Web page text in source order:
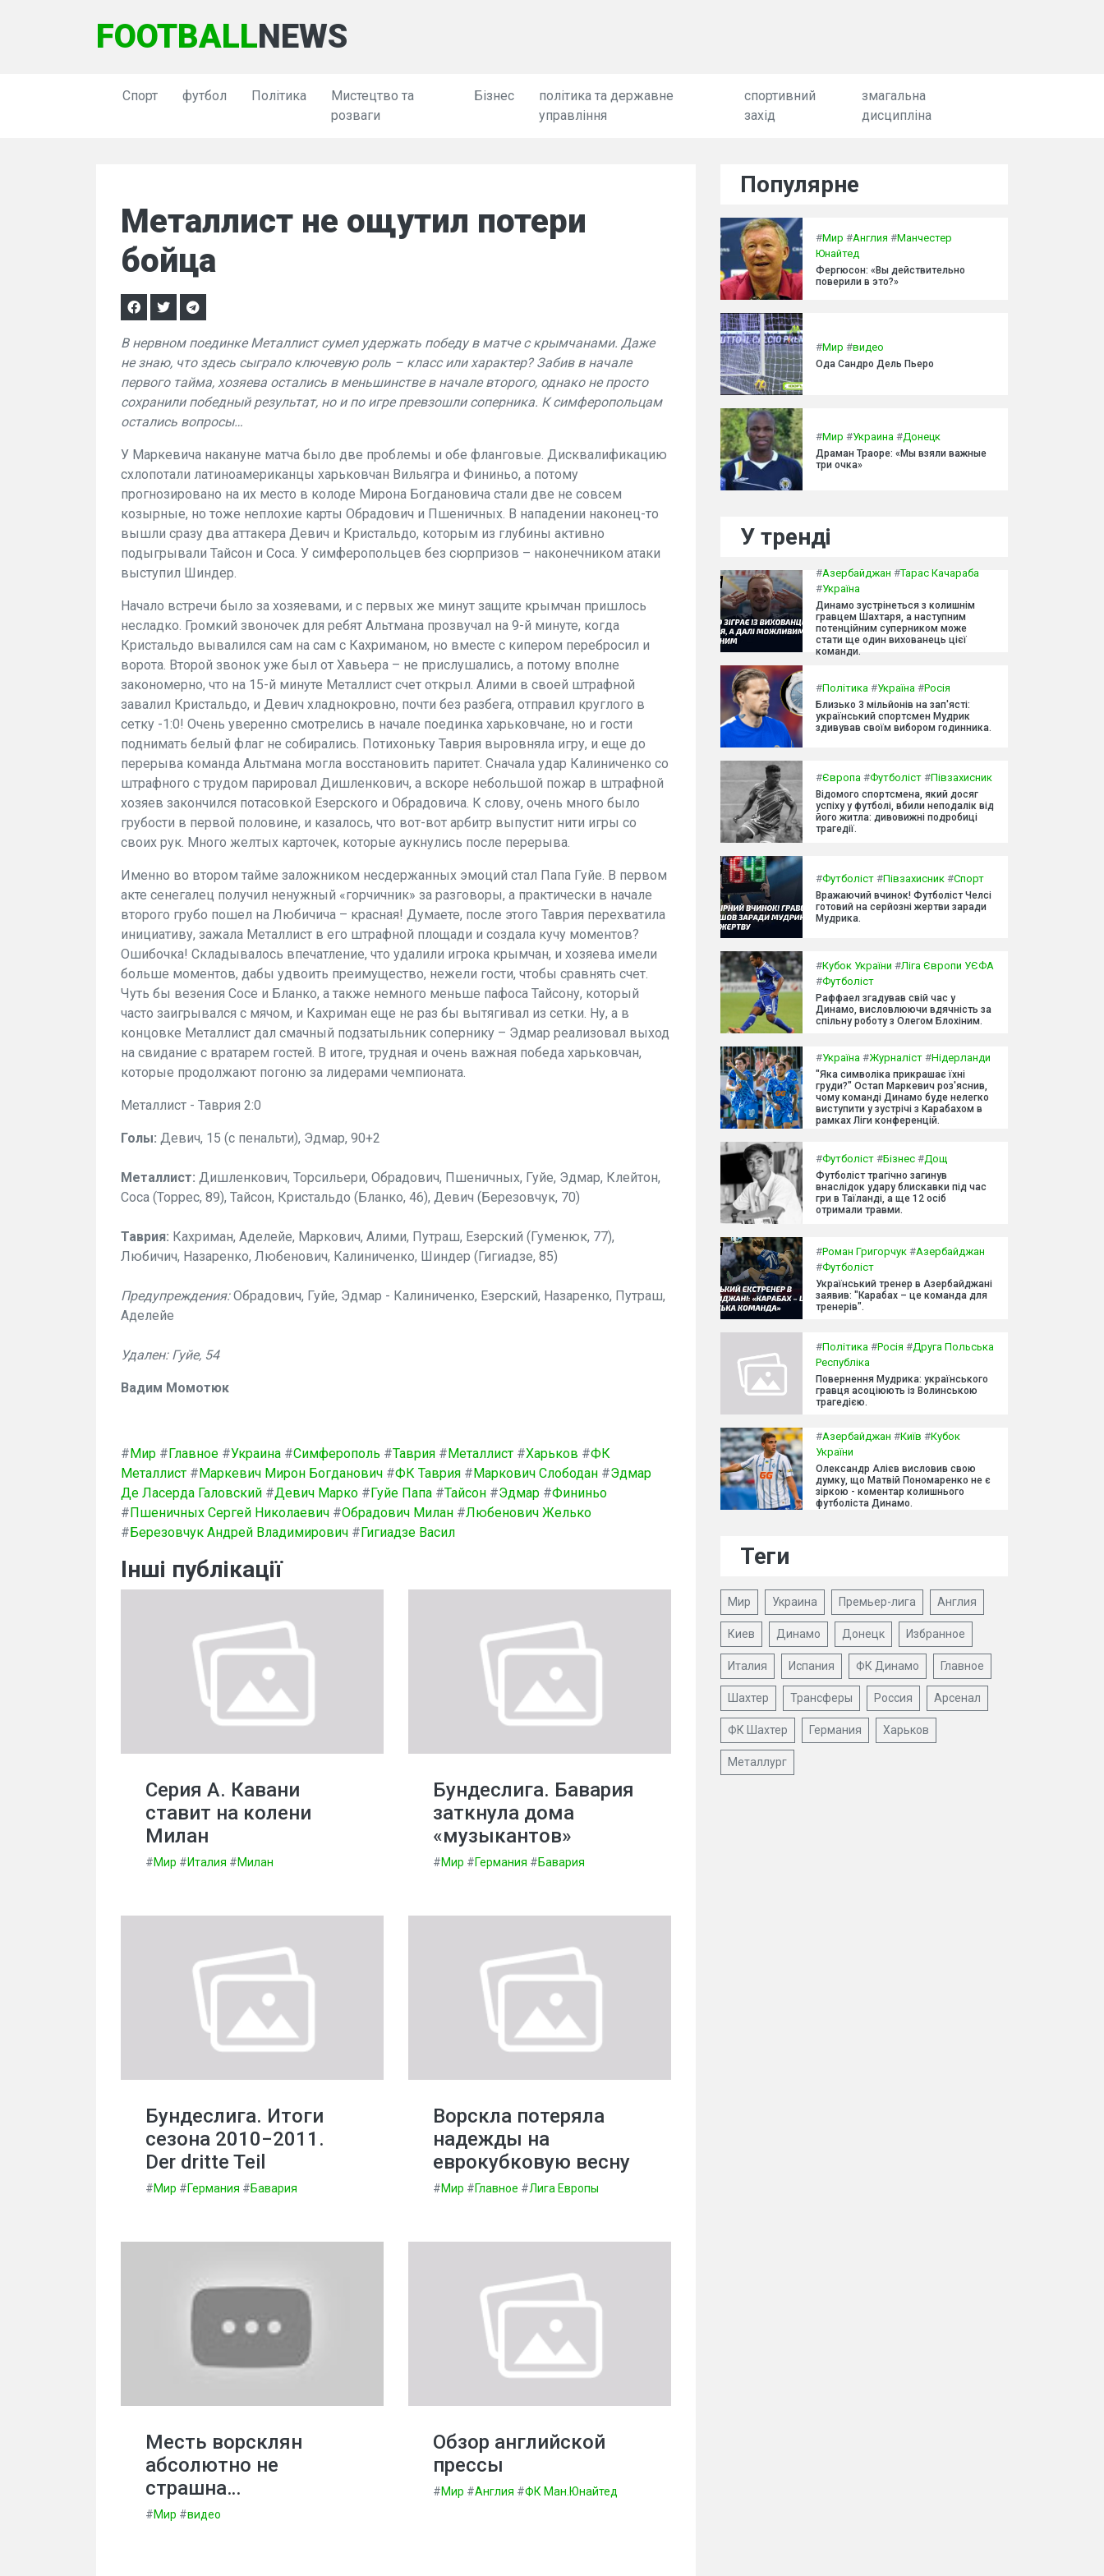
FOOTBALLNEWS
Спорт футбол Політика
Мистецтво та
розваги
Бізнес
політика та державне
управління
спортивний
захід
змагальна
дисципліна
Металлист не ощутил потери
бойца
В нервном поединке Металлист сумел удержать победу в матче с крымчанами. Даже
не знаю, что здесь сыграло ключевую роль – класс или характер? Забив в начале
первого тайма, хозяева остались в меньшинстве в начале второго, однако не просто
сохранили победный результат, но и по игре превзошли соперника. К симферопольцам
остались вопросы…
У Маркевича накануне матча было две проблемы и обе фланговые. Дисквалификацию
схлопотали латиноамериканцы харьковчан Вильягра и Фининьо, а потому
прогнозировано на их место в колоде Мирона Богдановича стали две не совсем
козырные, но тоже неплохие карты Обрадович и Пшеничных. В нападении наконец-то
вышли сразу два аттакера Девич и Кристальдо, которым из глубины активно
подыгрывали Тайсон и Соса. У симферопольцев без сюрпризов – наконечником атаки
выступил Шиндер.
Начало встречи было за хозяевами, и с первых же минут защите крымчан пришлось
несладко. Громкий звоночек для ребят Альтмана прозвучал на 9-й минуте, когда
Кристальдо вывалился сам на сам с Кахриманом, но вместе с кипером перебросил и
ворота. Второй звонок уже был от Хавьера – не прислушались, а потому вполне
закономерно, что на 15-й минуте Металлист счет открыл. Алими в своей штрафной
завалил Кристальдо, и Девич хладнокровно, почти без разбега, отправил круглого в
сетку -1:0! Очень уверенно смотрелись в начале поединка харьковчане, но и гости
поднимать белый флаг не собирались. Потихоньку Таврия выровняла игру, и еще до
перерыва команда Альтмана могла восстановить паритет. Сначала удар Калиниченко со
штрафного с трудом парировал Дишленкович, а вскоре небольшой пожар в штрафной
хозяев закончился потасовкой Езерского и Обрадовича. К слову, очень много было
грубости в первой половине, и казалось, что вот-вот арбитр выпустит нити игры со
своих рук. Много желтых карточек, которые аукнулись после перерыва.
Именно во втором тайме заложником несдержанных эмоций стал Папа Гуйе. В первом
акте сенегалец получил ненужный «горчичник» за разговоры, а практически в начале
второго грубо пошел на Любичича – красная! Думаете, после этого Таврия перехватила
инициативу, зажала Металлист в его штрафной площади и создала кучу моментов?
Ошибочка! Складывалось впечатление, что удалили игрока крымчан, и хозяева имели
больше моментов, дабы удвоить преимущество, нежели гости, чтобы сравнять счет.
Чуть бы везения Сосе и Бланко, а также немного меньше пафоса Тайсону, который
часто заигрывался с мячом, и Кахриман еще не раз бы вытягивал из сетки. Ну, а в
концовке Металлист дал смачный подзатыльник сопернику – Эдмар реализовал выход
на свидание с вратарем гостей. В итоге, трудная и очень важная победа харьковчан,
которые продолжают погоню за лидерами чемпионата.
Металлист - Таврия 2:0
Голы: Девич, 15 (с пенальти), Эдмар, 90+2
Металлист: Дишленкович, Торсильери, Обрадович, Пшеничных, Гуйе, Эдмар, Клейтон,
Соса (Торрес, 89), Тайсон, Кристальдо (Бланко, 46), Девич (Березовчук, 70)
Таврия: Кахриман, Аделейе, Маркович, Алими, Путраш, Езерский (Гуменюк, 77),
Любичич, Назаренко, Любенович, Калиниченко, Шиндер (Гигиадзе, 85)
Предупреждения:Обрадович, Гуйе, Эдмар - Калиниченко, Езерский, Назаренко, Путраш,
Аделейе
Удален: Гуйе, 54
Вадим Момотюк
#Мир #Главное #Украина #Симферополь #Таврия #Металлист #Харьков #ФК
Металлист #Маркевич Мирон Богданович #ФК Таврия #Маркович Слободан #Эдмар
Де Ласерда Галовский #Девич Марко #Гуйе Папа #Тайсон #Эдмар #Фининьо
#Пшеничных Сергей Николаевич #Обрадович Милан #Любенович Желько
#Березовчук Андрей Владимирович #Гигиадзе Васил
Інші публікації
Серия А. Кавани
ставит на колени
Милан
#Мир #Италия #Милан
Бундеслига. Бавария
заткнула дома
«музыкантов»
#Мир #Германия #Бавария
Бундеслига. Итоги
сезона 2010−2011.
Der dritte Teil
#Мир #Германия #Бавария
Ворскла потеряла
надежды на
еврокубковую весну
#Мир #Главное #Лига Европы
Месть ворсклян
абсолютно не
страшна…
#Мир #видео
Обзор английской
прессы
#Мир #Англия #ФК Ман.Юнайтед
Популярне
#Мир #Англия #Манчестер
Юнайтед
Фергюсон: «Вы действительно
поверили в это?»
#Мир #видео
Ода Сандро Дель Пьеро
#Мир #Украина #Донецк
Драман Траоре: «Мы взяли важные
три очка»
У тренді
#Азербайджан #Тарас Качараба
#Україна
Динамо зустрінеться з колишнім
гравцем Шахтаря, а наступним
потенційним суперником може
стати ще один вихованець цієї
команди.
#Політика #Україна #Росія
Близько 3 мільйонів на зап'ясті:
український спортсмен Мудрик
здивував своїм вибором годинника.
#Європа #Футболіст #Півзахисник
Відомого спортсмена, який досяг
успіху у футболі, вбили неподалік від
його житла: дивовижні подробиці
трагедії.
#Футболіст #Півзахисник #Спорт
Вражаючий вчинок! Футболіст Челсі
готовий на серйозні жертви заради
Мудрика.
#Кубок України #Ліга Європи УЄФА
#Футболіст
Раффаел згадував свій час у
Динамо, висловлюючи вдячність за
спільну роботу з Олегом Блохіним.
#Україна #Журналіст #Нідерланди
"Яка символіка прикрашає їхні
груди?" Остап Маркевич роз'яснив,
чому команді Динамо буде нелегко
виступити у зустрічі з Карабахом в
рамках Ліги конференцій.
#Футболіст #Бізнес #Дощ
Футболіст трагічно загинув
внаслідок удару блискавки під час
гри в Таїланді, а ще 12 осіб
отримали травми.
#Роман Григорчук #Азербайджан
#Футболіст
Український тренер в Азербайджані
заявив: "Карабах – це команда для
тренерів".
#Політика #Росія #Друга Польська
Республіка
Повернення Мудрика: українського
гравця асоціюють із Волинською
трагедією.
#Азербайджан #Київ #Кубок
України
Олександр Алієв висловив свою
думку, що Матвій Пономаренко не є
зіркою - коментар колишнього
футболіста Динамо.
Теги
Мир Украина Премьер-лига Англия
Киев Динамо Донецк Избранное
Италия Испания ФК Динамо Главное
Шахтер Трансферы Россия Арсенал
ФК Шахтер Германия Харьков
Металлург